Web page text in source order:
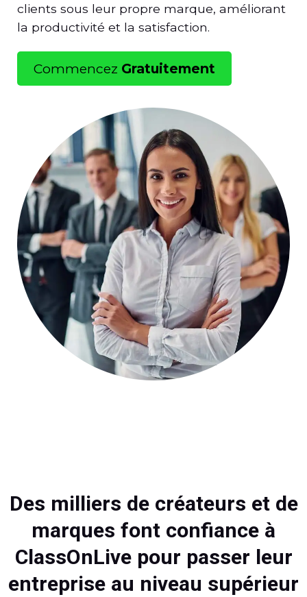
clients sous leur propre marque, améliorant
la productivité et la satisfaction.
Commencez Gratuitement
Des milliers de créateurs et de
marques font confiance à
ClassOnLive pour passer leur
entreprise au niveau supérieur